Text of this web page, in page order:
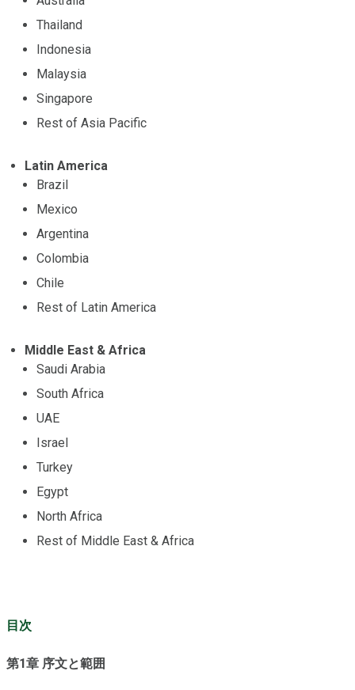
Thailand
Indonesia
Malaysia
Singapore
Rest of Asia Pacific
Latin America
Brazil
Mexico
Argentina
Colombia
Chile
Rest of Latin America
Middle East & Africa
Saudi Arabia
South Africa
UAE
Israel
Turkey
Egypt
North Africa
Rest of Middle East & Africa
目次
第1章 序文と範囲